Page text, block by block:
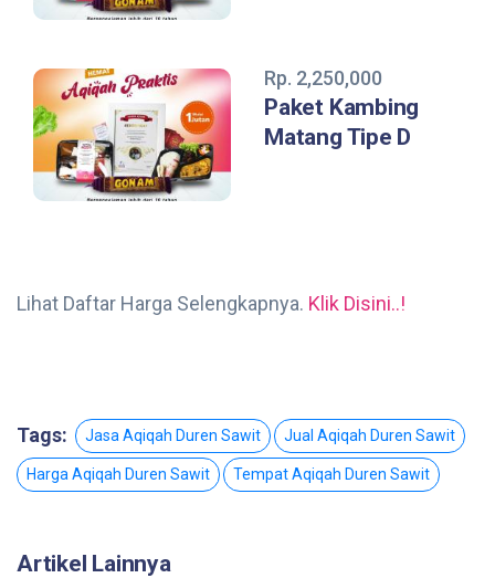
Rp. 2,250,000
Paket Kambing
Matang Tipe D
Lihat Daftar Harga Selengkapnya. Klik Disini..!
Tags: Jasa Aqiqah Duren Sawit Jual Aqiqah Duren Sawit
Harga Aqiqah Duren Sawit Tempat Aqiqah Duren Sawit
Artikel Lainnya